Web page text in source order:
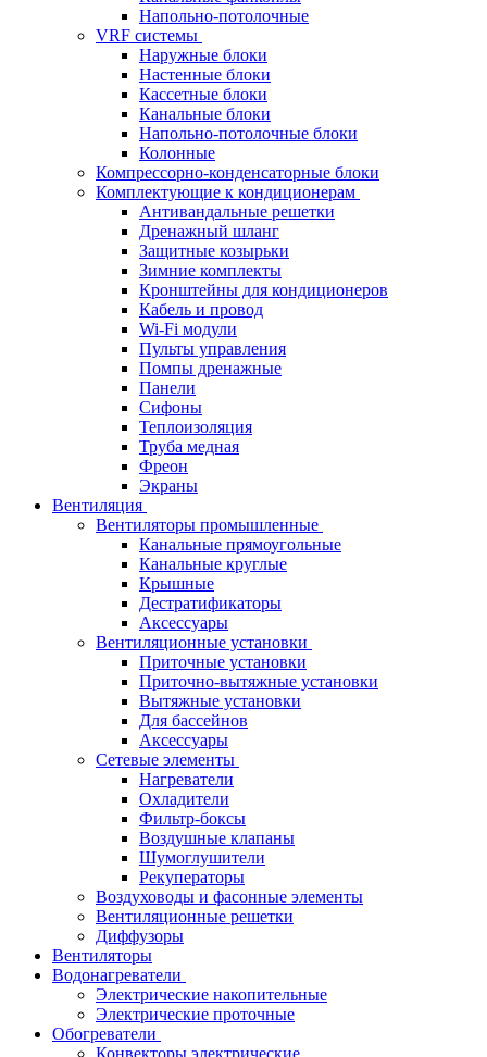
Напольно-потолочные
VRF системы
Наружные блоки
Настенные блоки
Кассетные блоки
Канальные блоки
Напольно-потолочные блоки
Колонные
Компрессорно-конденсаторные блоки
Комплектующие к кондиционерам
Антивандальные решетки
Дренажный шланг
Защитные козырьки
Зимние комплекты
Кронштейны для кондиционеров
Кабель и провод
Wi-Fi модули
Пульты управления
Помпы дренажные
Панели
Сифоны
Теплоизоляция
Труба медная
Фреон
Экраны
Вентиляция
Вентиляторы промышленные
Канальные прямоугольные
Канальные круглые
Крышные
Дестратификаторы
Аксессуары
Вентиляционные установки
Приточные установки
Приточно-вытяжные установки
Вытяжные установки
Для бассейнов
Аксессуары
Сетевые элементы
Нагреватели
Охладители
Фильтр-боксы
Воздушные клапаны
Шумоглушители
Рекуператоры
Воздуховоды и фасонные элементы
Вентиляционные решетки
Диффузоры
Вентиляторы
Водонагреватели
Электрические накопительные
Электрические проточные
Обогреватели
Конвекторы электрические